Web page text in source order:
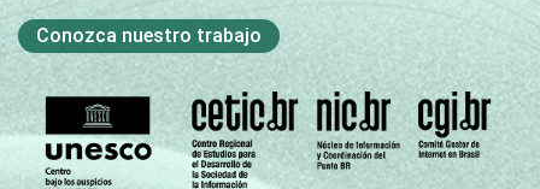
Conozca nuestro trabajo